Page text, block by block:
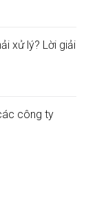
xử lý? Lời giải
công ty